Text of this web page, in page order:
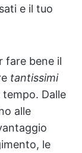
e il tuo
fare bene il
tantissimi
Dalle
alle
le